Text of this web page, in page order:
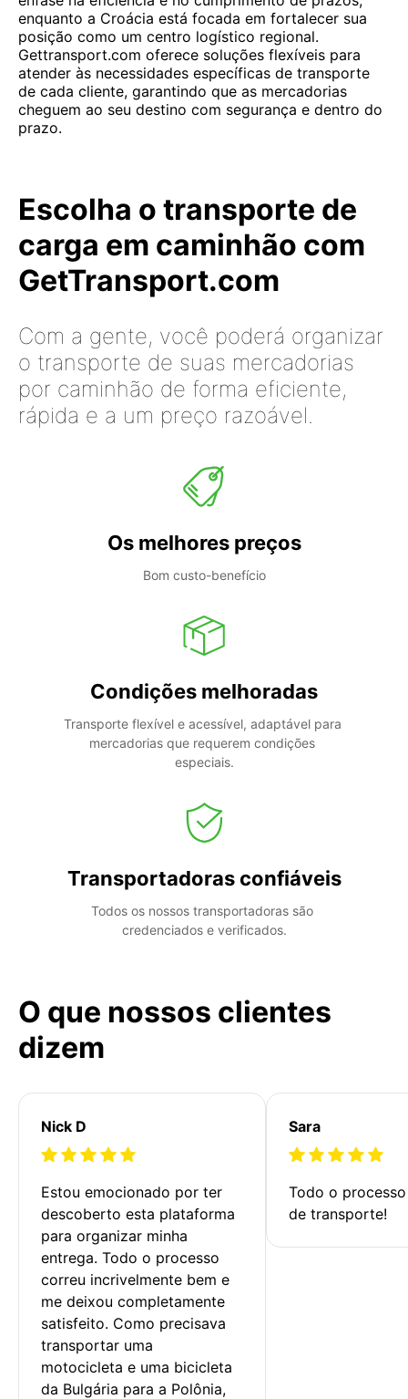
enquanto a Croácia está focada em fortalecer sua
posição como um centro logístico regional.
Gettransport.com oferece soluções flexíveis para
atender às necessidades específicas de transporte
de cada cliente, garantindo que as mercadorias
cheguem ao seu destino com segurança e dentro do
prazo.
Escolha o transporte de
carga em caminhão com
GetTransport.com
Com a gente, você poderá organizar
o transporte de suas mercadorias
por caminhão de forma eficiente,
rápida e a um preço razoável.
Os melhores preços
Bom custo-benefício
Condições melhoradas
Transporte flexível e acessível, adaptável para
mercadorias que requerem condições
especiais.
Transportadoras confiáveis
Todos os nossos transportadoras são
credenciados e verificados.
O que nossos clientes
dizem
Nick D
Estou emocionado por ter
descoberto esta plataforma
para organizar minha
entrega. Todo o processo
correu incrivelmente bem e
me deixou completamente
satisfeito. Como precisava
transportar uma
motocicleta e uma bicicleta
da Bulgária para a Polônia,
Sara
Todo o
de transporte!